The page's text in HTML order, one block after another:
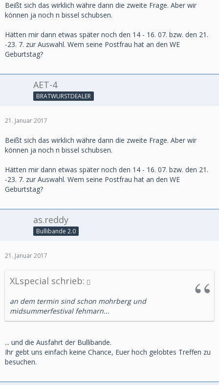
Beißt sich das wirklich währe dann die zweite Frage. Aber wir
können ja noch n bissel schubsen.
Hätten mir dann etwas später noch den 14 - 16. 07. bzw. den 21.
-23. 7. zur Auswahl. Wem seine Postfrau hat an den WE
Geburtstag?
AET-4
BRATWURSTDEALER
21. Januar 2017
Beißt sich das wirklich währe dann die zweite Frage. Aber wir
können ja noch n bissel schubsen.
Hätten mir dann etwas später noch den 14 - 16. 07. bzw. den 21.
-23. 7. zur Auswahl. Wem seine Postfrau hat an den WE
Geburtstag?
as.reddy
Bullibande 2.0
21. Januar 2017
XLspecial schrieb:
an dem termin sind schon mohrberg und
midsummerfestival fehmarn...
... und die Ausfahrt der Bullibande.
Ihr gebt uns einfach keine Chance, Euer hoch gelobtes Treffen zu
besuchen.